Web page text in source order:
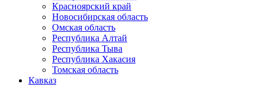
Красноярский край
Новосибирская область
Омская область
Республика Алтай
Республика Тыва
Республика Хакасия
Томская область
Кавказ